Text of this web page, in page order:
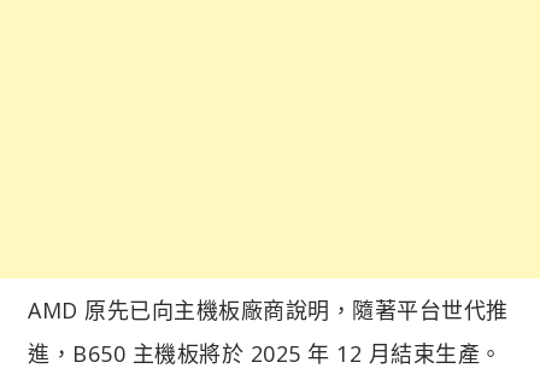
AMD 原先已向主機板廠商說明，隨著平台世代推
進，B650 主機板將於 2025 年 12 月結束生產。